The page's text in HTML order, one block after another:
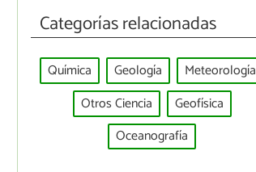
Categorías relacionadas
Química Geología
Meteorología
Otros Ciencia
Geofísica
Oceanografía